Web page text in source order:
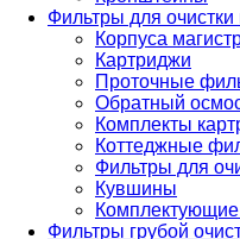
Фильтры для
Корпуса
Картриджи
Проточные
Обратный
Комплекты
Коттеджные
Фильтры для
Кувшины
Фильтры грубой